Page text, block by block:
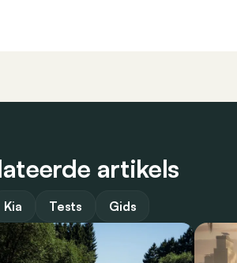
artikels
Kia Tests Gids